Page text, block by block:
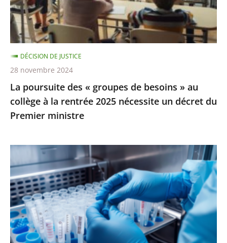
pour
une
conféren...
besoins
»
au
collège
à
la
rentrée
2025
nécessite
décret
Premier
ministre
La poursuite des « groupes de besoins » au
collège à la rentrée 2025 nécessite un décret du
Premier ministre
DÉCISION DE JUSTICE
28 novembre 2024
PMA
post-
mortem
:
l’interdiction
posée
par